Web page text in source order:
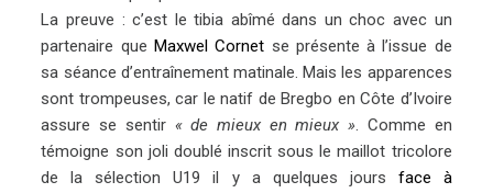
La preuve : c’est le tibia abîmé dans un choc avec un
partenaire que Maxwel Cornet se présente à l’issue de
sa séance d’entraînement matinale. Mais les apparences
sont trompeuses, car le natif de Bregbo en Côte d’Ivoire
assure se sentir« de mieux en mieux ». Comme en
témoigne son joli doublé inscrit sous le maillot tricolore
de la sélection U19 il y a quelques jours face à